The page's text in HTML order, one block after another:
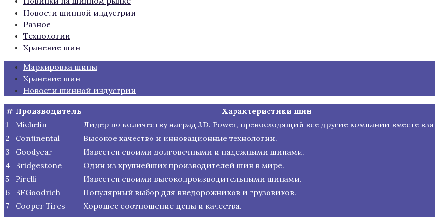
Новости шинной индустрии
Разное
Технологии
Хранение шин
Маркировка шины
Хранение шин
Новости шинной индустрии
# Производитель
Характеристики шин
1
Michelin
Лидер по количеству наград J.D. Power, превосходящий все другие компании вместе
2
Continental
Высокое качество и инновационные технологии.
3
Goodyear
Известен своими долговечными и надежными шинами.
4 Bridgestone
Один из крупнейших производителей шин в мире.
5
Pirelli
Известен своими высокопроизводительными шинами.
6
BFGoodrich
Популярный выбор для внедорожников и грузовиков.
7
Cooper Tires
Хорошее соотношение цены и качества.